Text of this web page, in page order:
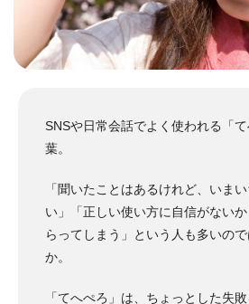
SNSや日常会話でよく使われる「
葉。
「聞いたことはあるけれど、いま
い」「正しい使い方に自信がない
らってしまう」という人も多いの
か。
「てへぺろ」は、ちょっとした失